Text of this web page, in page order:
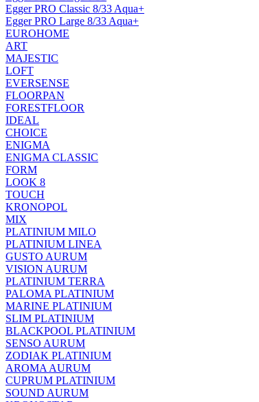
Egger PRO Classic 8/33 Aqua+
Egger PRO Large 8/33 Aqua+
EUROHOME
ART
MAJESTIC
LOFT
EVERSENSE
FLOORPAN
FORESTFLOOR
IDEAL
CHOICE
ENIGMA
ENIGMA CLASSIC
FORM
LOOK 8
TOUCH
KRONOPOL
MIX
PLATINIUM MILO
PLATINIUM LINEA
GUSTO AURUM
VISION AURUM
PLATINIUM TERRA
PALOMA PLATINIUM
MARINE PLATINIUM
SLIM PLATINIUM
BLACKPOOL PLATINIUM
SENSO AURUM
ZODIAK PLATINIUM
AROMA AURUM
CUPRUM PLATINIUM
SOUND AURUM